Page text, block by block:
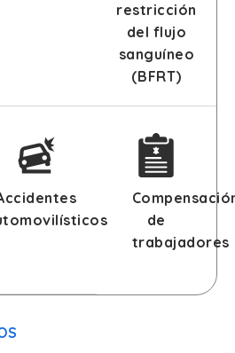
restricción
del flujo
sanguíneo
(BFRT)
de
trabajadores